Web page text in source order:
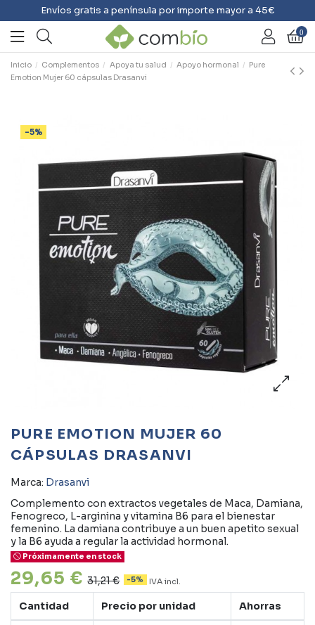
Envíos gratis a península por importe mayor a 45€
0
Inicio Complementos Apoya tu salud Apoyo hormonal
Pure
Emotion Mujer 60 cápsulas Drasanvi
-5%
PURE EMOTION MUJER 60
CÁPSULAS DRASANVI
Marca: Drasanvi
Complemento con extractos vegetales de Maca, Damiana,
Fenogreco, L-arginina y vitamina B6 para el bienestar
femenino. La damiana contribuye a un buen apetito sexual
y la B6 ayuda a regular la actividad hormonal.
Próximamente en stock
29,65 € 31,21 € -5% IVA incl.
Cantidad Precio por unidad Ahorras